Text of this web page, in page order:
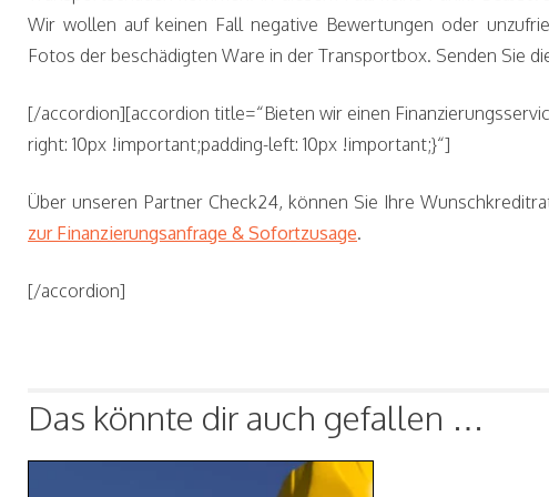
Wir wollen auf keinen Fall negative Bewertungen oder
Fotos der beschädigten Ware in der Transportbox. Senden Sie
[/accordion][accordion title=“Bieten wir einen
right: 10px !important;padding-left: 10px !important;}“]
Über unseren Partner Check24, können Sie Ihre
zur Finanzierungsanfrage & Sofortzusage.
[/accordion]
Das könnte dir auch gefallen …